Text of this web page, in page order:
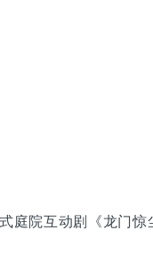
庭院互动剧《龙门惊